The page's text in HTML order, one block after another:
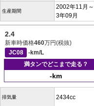
生産期間
2002年11月
3年09月
2.4
新車時価格460万円(税抜)
JC08
-km/L
満タンでどこまで走る？
-km
排気量 2434cc